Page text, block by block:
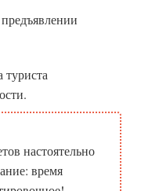
настоятельно
время